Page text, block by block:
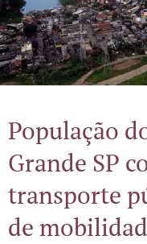
População
Grande SP
transporte
de